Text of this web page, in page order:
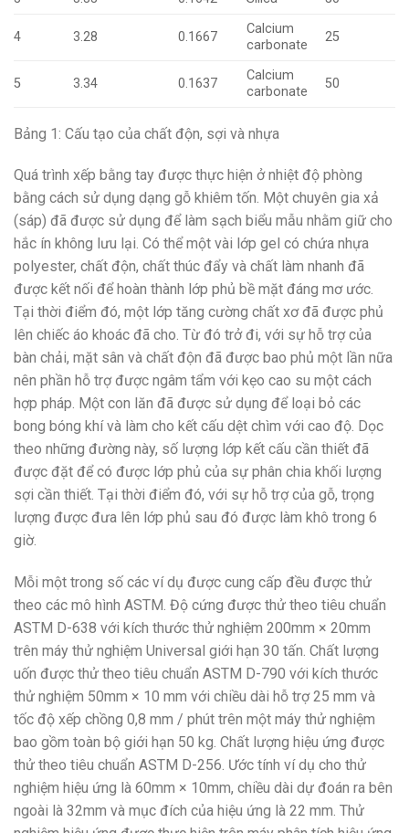
4 3.28 0.1667
Calcium
carbonate
25
5 3.34 0.1637
Calcium
carbonate
50
Bảng 1: Cấu tạo của chất độn, sợi và nhựa
Quá trình xếp bằng tay được thực hiện ở nhiệt độ phòng
bằng cách sử dụng dạng gỗ khiêm tốn. Một chuyên gia xả
(sáp) đã được sử dụng để làm sạch biểu mẫu nhằm giữ cho
hắc ín không lưu lại. Có thể một vài lớp gel có chứa nhựa
polyester, chất độn, chất thúc đẩy và chất làm nhanh đã
được kết nối để hoàn thành lớp phủ bề mặt đáng mơ ước.
Tại thời điểm đó, một lớp tăng cường chất xơ đã được phủ
lên chiếc áo khoác đã cho. Từ đó trở đi, với sự hỗ trợ của
bàn chải, mặt sân và chất độn đã được bao phủ một lần nữa
nên phần hỗ trợ được ngâm tẩm với kẹo cao su một cách
hợp pháp. Một con lăn đã được sử dụng để loại bỏ các
bong bóng khí và làm cho kết cấu dệt chìm với cao độ. Dọc
theo những đường này, số lượng lớp kết cấu cần thiết đã
được đặt để có được lớp phủ của sự phân chia khối lượng
sợi cần thiết. Tại thời điểm đó, với sự hỗ trợ của gỗ, trọng
lượng được đưa lên lớp phủ sau đó được làm khô trong 6
giờ.
Mỗi một trong số các ví dụ được cung cấp đều được thử
theo các mô hình ASTM. Độ cứng được thử theo tiêu chuẩn
ASTM D-638 với kích thước thử nghiệm 200mm × 20mm
trên máy thử nghiệm Universal giới hạn 30 tấn. Chất lượng
uốn được thử theo tiêu chuẩn ASTM D-790 với kích thước
thử nghiệm 50mm × 10 mm với chiều dài hỗ trợ 25 mm và
tốc độ xếp chồng 0,8 mm / phút trên một máy thử nghiệm
bao gồm toàn bộ giới hạn 50 kg. Chất lượng hiệu ứng được
thử theo tiêu chuẩn ASTM D-256. Ước tính ví dụ cho thử
nghiệm hiệu ứng là 60mm × 10mm, chiều dài dự đoán ra bên
ngoài là 32mm và mục đích của hiệu ứng là 22 mm. Thử